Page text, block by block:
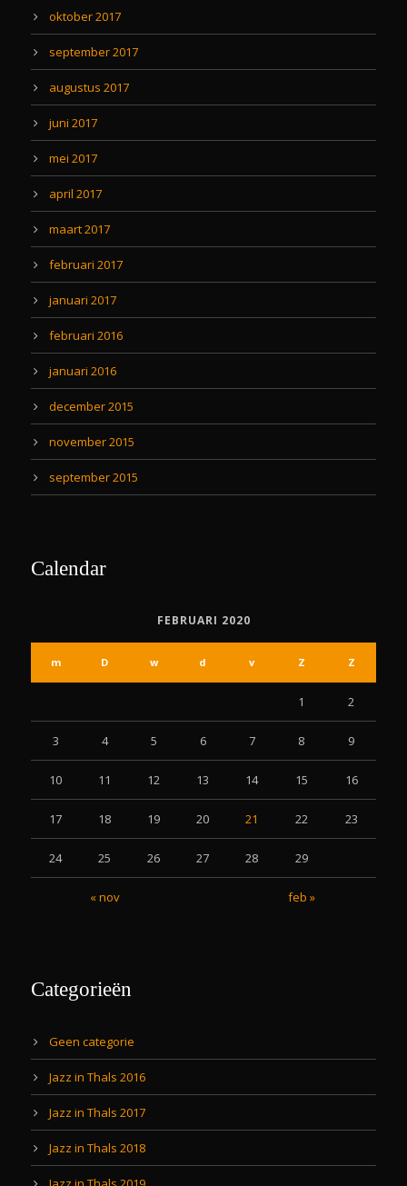
oktober 2017
september 2017
augustus 2017
juni 2017
mei 2017
april 2017
maart 2017
februari 2017
januari 2017
februari 2016
januari 2016
december 2015
november 2015
september 2015
Calendar
FEBRUARI 2020
m D w d v Z Z
« nov feb »
1 2
3 4 5 6 7 8 9
10 11 12 13 14 15 16
17 18 19 20 21 22 23
24 25 26 27 28 29
Categorieën
Geen categorie
Jazz in Thals 2016
Jazz in Thals 2017
Jazz in Thals 2018